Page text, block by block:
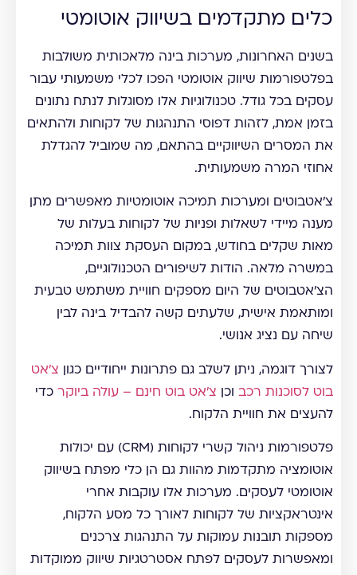
כלים מתקדמים בשיווק אוטומטי
בשנים האחרונות, מערכות בינה מלאכותית משולבות
בפלטפורמות שיווק אוטומטי הפכו לכלי משמעותי עבור
עסקים בכל גודל. טכנולוגיות אלו מסוגלות לנתח נתונים
בזמן אמת, לזהות דפוסי התנהגות של לקוחות ולהתאים
את המסרים השיווקיים בהתאם, מה שמוביל להגדלת
אחוזי המרה משמעותית.
צ'אטבוטים ומערכות תמיכה אוטומטיות מאפשרים מתן
מענה מיידי לשאלות ופניות של לקוחות בעלות של
מאות שקלים בחודש, במקום העסקת צוות תמיכה
במשרה מלאה. הודות לשיפורים הטכנולוגיים,
הצ'אטבוטים של היום מספקים חוויית משתמש טבעית
ומותאמת אישית, שלעתים קשה להבדיל בינה לבין
שיחה עם נציג אנושי.
לצורך דוגמה, ניתן לשלב גם פתרונות ייחודיים כגון צ'אט
בוט לסוכנות רכב וכן צ'אט בוט חינם – עולה ביוקר כדי
להעצים את חוויית הלקוח.
פלטפורמות ניהול קשרי לקוחות (CRM) עם יכולות
אוטומציה מתקדמות מהוות גם הן כלי מפתח בשיווק
אוטומטי לעסקים. מערכות אלו עוקבות אחרי
אינטראקציות של לקוחות לאורך כל מסע הלקוח,
מספקות תובנות עמוקות על התנהגות צרכנים
ומאפשרות לעסקים לפתח אסטרטגיות שיווק ממוקדות